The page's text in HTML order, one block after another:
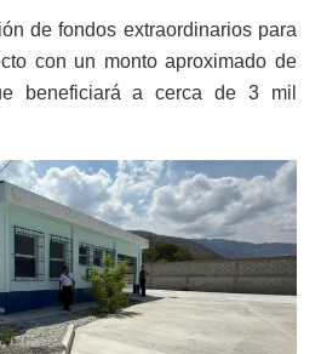
de fondos extraordinarios para
con un monto aproximado de
beneficiará a cerca de 3 mil